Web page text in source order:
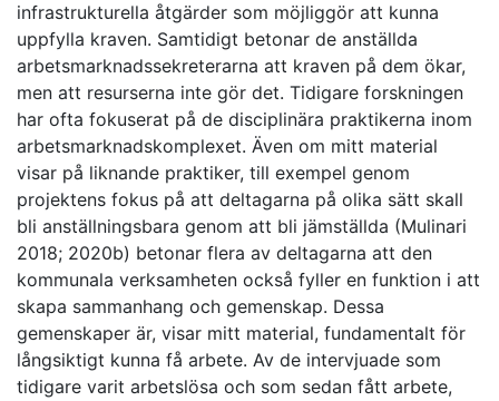
infrastrukturella åtgärder som möjliggör att kunna
uppfylla kraven. Samtidigt betonar de anställda
arbetsmarknadssekreterarna att kraven på dem ökar,
men att resurserna inte gör det. Tidigare forskningen
har ofta fokuserat på de disciplinära praktikerna inom
arbetsmarknadskomplexet. Även om mitt material
visar på liknande praktiker, till exempel genom
projektens fokus på att deltagarna på olika sätt skall
bli anställningsbara genom att bli jämställda (Mulinari
2018; 2020b) betonar flera av deltagarna att den
kommunala verksamheten också fyller en funktion i att
skapa sammanhang och gemenskap. Dessa
gemenskaper är, visar mitt material, fundamentalt för
långsiktigt kunna få arbete. Av de intervjuade som
tidigare varit arbetslösa och som sedan fått arbete,